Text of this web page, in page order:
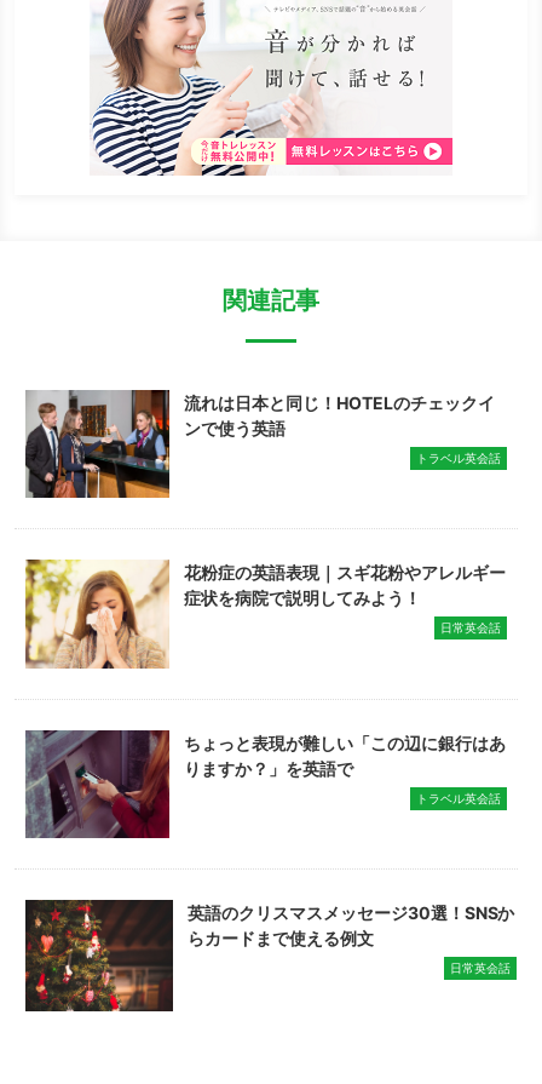
関連記事
流れは日本と同じ！HOTELのチェックイ
ンで使う英語
トラベル英会話
花粉症の英語表現｜スギ花粉やアレルギー
症状を病院で説明してみよう！
日常英会話
ちょっと表現が難しい「この辺に銀行はあ
りますか？」を英語で
トラベル英会話
英語のクリスマスメッセージ30選！SNSか
らカードまで使える例文
日常英会話